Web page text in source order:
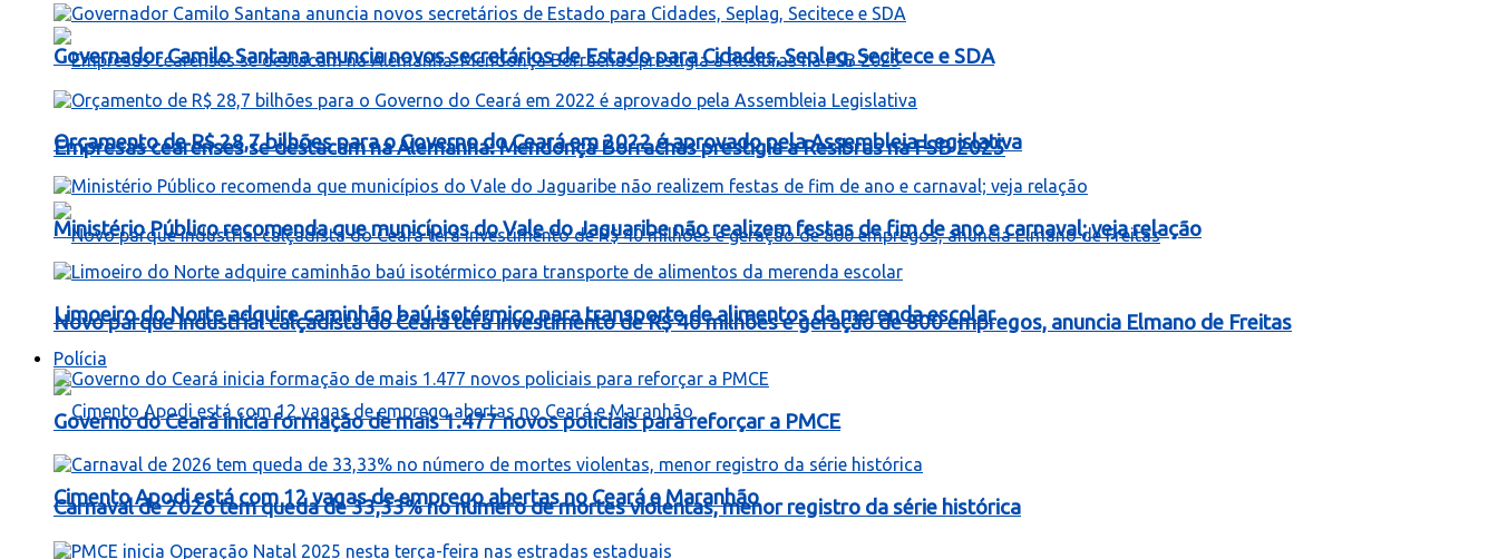
Empresas cearenses se destacam na Alemanha: Mendonça Borrachas prestigia a Resibras na FSB 2025
Novo parque industrial calçadista do Ceará terá investimento de R$ 40 milhões e geração de 800 empregos, anuncia Elmano de Freitas
Cimento Apodi está com 12 vagas de emprego abertas no Ceará e Maranhão
Governador Camilo Santana anuncia novos secretários de Estado para Cidades, Seplag, Secitece e SDA
Orçamento de R$ 28,7 bilhões para o Governo do Ceará em 2022 é aprovado pela Assembleia Legislativa
Ministério Público recomenda que municípios do Vale do Jaguaribe não realizem festas de fim de ano e carnaval; veja relação
Limoeiro do Norte adquire caminhão baú isotérmico para transporte de alimentos da merenda escolar
Polícia
Governo do Ceará inicia formação de mais 1.477 novos policiais para reforçar a PMCE
Carnaval de 2026 tem queda de 33,33% no número de mortes violentas, menor registro da série histórica